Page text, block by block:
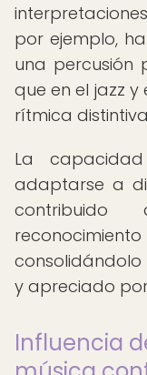
por ejemplo,
una percusión
que en el jazz
rítmica
La
adaptarse a
y apreciado
Influencia